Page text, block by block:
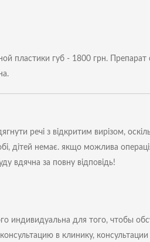
пластики губ - 1800 грн.
речі з відкритим вирізом,
дітей немає. якщо можлива
вдячна за повну відповідь!
индивидуальна для того, чтобы
в клинику,